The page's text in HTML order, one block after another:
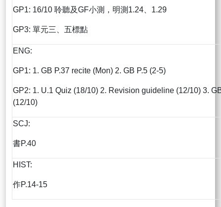
GP1: 16/10 聆聽及GF小測，明測1.24、1.29
GP3: 單元三、五標點
ENG:
GP1: 1. GB P.37 recite (Mon) 2. GB P.5 (2-5)
GP2: 1. U.1 Quiz (18/10) 2. Revision guideline (12/10) 3.
(12/10)
SCJ:
書P.40
HIST:
作P.14-15